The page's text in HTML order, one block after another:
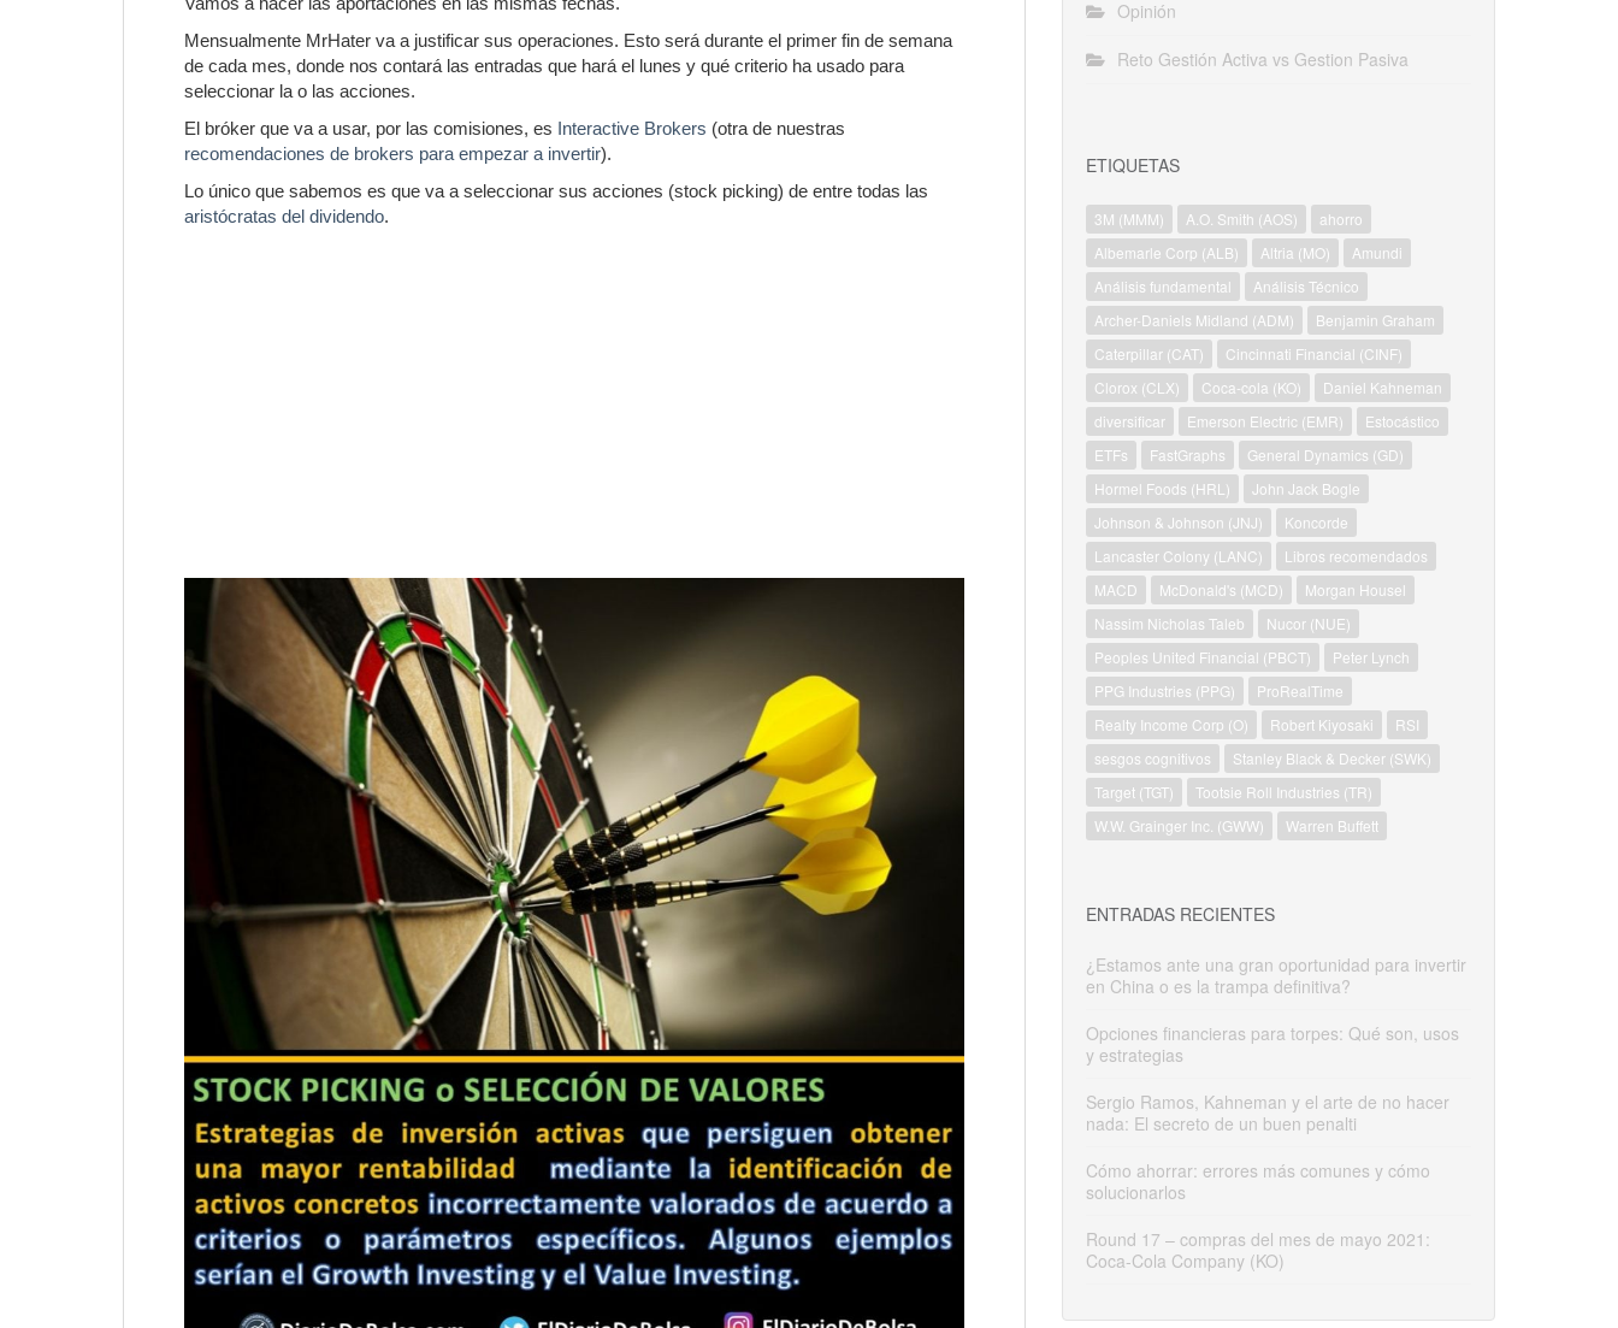
Mensualmente MrHater va a justificar sus operaciones. Esto será durante el primer fin de semana
de cada mes, donde nos contará las entradas que hará el lunes y qué criterio ha usado para
seleccionar la o las acciones.
El bróker que va a usar, por las comisiones, es Interactive Brokers (otra de nuestras
recomendaciones de brokers para empezar a invertir).
Lo único que sabemos es que va a seleccionar sus acciones (stock picking) de entre todas las
aristócratas del dividendo.
Opinión
Reto Gestión Activa vs Gestion Pasiva
ETIQUETAS
3M (MMM) A.O. Smith (AOS)
ahorro
Albemarle Corp (ALB)
Altria (MO)
Amundi
Análisis fundamental
Análisis Técnico
Archer-Daniels Midland (ADM)
Benjamin Graham
Caterpillar (CAT)
Cincinnati Financial (CINF)
Clorox (CLX)
Coca-cola (KO)
Daniel Kahneman
diversificar
Emerson Electric (EMR)
Estocástico
ETFs
FastGraphs
General Dynamics (GD)
Hormel Foods (HRL)
John Jack Bogle
Johnson & Johnson (JNJ)
Koncorde
Lancaster Colony (LANC)
Libros recomendados
MACD
McDonald's (MCD)
Morgan Housel
Nassim Nicholas Taleb
Nucor (NUE)
Peoples United Financial (PBCT)
Peter Lynch
PPG Industries (PPG)
ProRealTime
Realty Income Corp (O)
Robert Kiyosaki
RSI
sesgos cognitivos
Stanley Black & Decker (SWK)
Target (TGT)
Tootsie Roll Industries (TR)
W.W. Grainger Inc. (GWW)
Warren Buffett
ENTRADAS RECIENTES
¿Estamos ante una gran oportunidad para invertir
en China o es la trampa definitiva?
Opciones financieras para torpes: Qué son, usos
y estrategias
Sergio Ramos, Kahneman y el arte de no hacer
nada: El secreto de un buen penalti
Cómo ahorrar: errores más comunes y cómo
solucionarlos
Round 17 – compras del mes de mayo 2021:
Coca-Cola Company (KO)